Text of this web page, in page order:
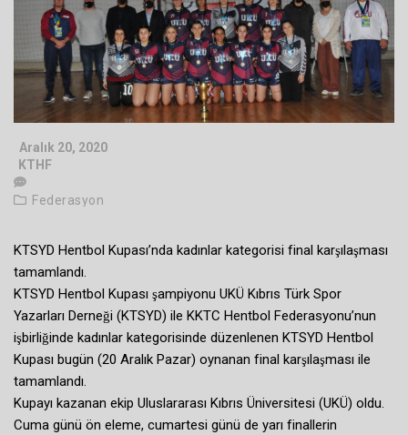
Aralık 20, 2020
KTHF
Federasyon
KTSYD Hentbol Kupası’nda kadınlar kategorisi final karşılaşması
tamamlandı.
KTSYD Hentbol Kupası şampiyonu UKÜ Kıbrıs Türk Spor
Yazarları Derneği (KTSYD) ile KKTC Hentbol Federasyonu’nun
işbirliğinde kadınlar kategorisinde düzenlenen KTSYD Hentbol
Kupası bugün (20 Aralık Pazar) oynanan final karşılaşması ile
tamamlandı.
Kupayı kazanan ekip Uluslararası Kıbrıs Üniversitesi (UKÜ) oldu.
Cuma günü ön eleme, cumartesi günü de yarı finallerin